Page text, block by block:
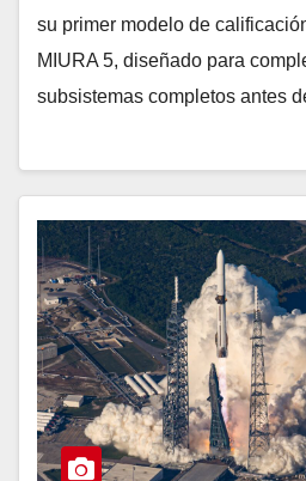
su primer modelo de
MIURA 5, diseñado para
subsistemas completos antes